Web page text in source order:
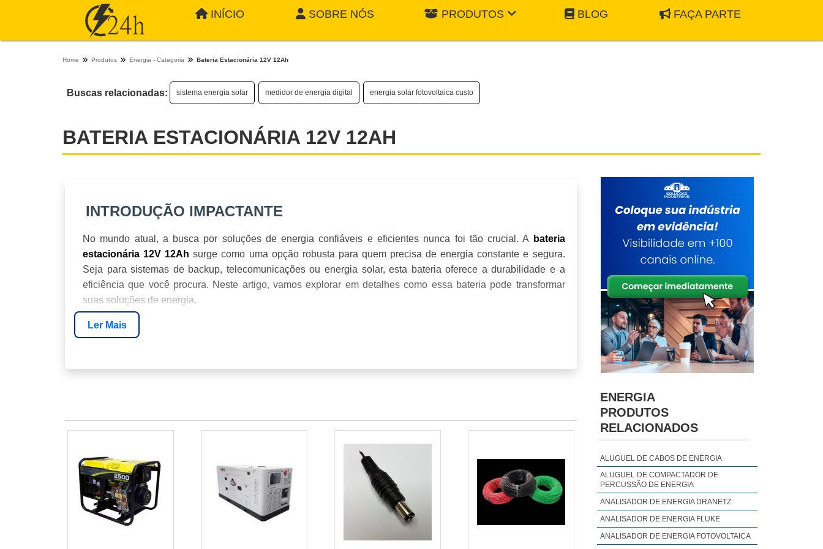
INÍCIO SOBRE NÓS PRODUTOS BLOG FAÇA PARTE
Home Produtos Energia - Categoria Bateria Estacionária 12V 12Ah
Buscas relacionadas: sistema energia solar medidor de energia digital energia solar fotovoltaica custo
BATERIA ESTACIONÁRIA 12V 12AH
INTRODUÇÃO IMPACTANTE
No mundo atual, a busca por soluções de energia confiáveis e eficientes nunca foi tão crucial. A
bateria
estacionária 12V 12Ah surge como uma opção robusta para quem precisa de energia constante e segura.
Seja para sistemas de backup, telecomunicações ou energia solar, esta bateria oferece a durabilidade e a
eficiência que você procura. Neste artigo, vamos explorar em detalhes como essa bateria pode transformar
suas soluções de energia.
INTRODUÇÃO
COMO ESCOLHER A BATERIA CERTA
INSTALAÇÃO E MANUTENÇÃO
ONDE COMPRAR
SOBRE A ENERGIA24HORAS
Ler Mais
ENERGIA
PRODUTOS
RELACIONADOS
ALUGUEL DE CABOS DE ENERGIA
ALUGUEL DE COMPACTADOR DE
PERCUSSÃO DE ENERGIA
ANALISADOR DE ENERGIA DRANETZ
ANALISADOR DE ENERGIA FLUKE
ANALISADOR DE ENERGIA FOTOVOLTAICA